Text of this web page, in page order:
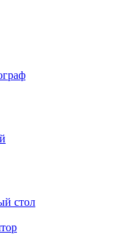
стол